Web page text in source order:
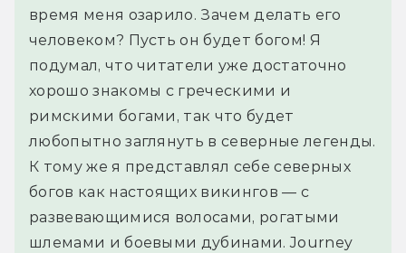
время меня озарило. Зачем делать его
человеком? Пусть он будет богом! Я
подумал, что читатели уже достаточно
хорошо знакомы с греческими и
римскими богами, так что будет
любопытно заглянуть в северные легенды.
К тому же я представлял себе северных
богов как настоящих викингов — с
развевающимися волосами, рогатыми
шлемами и боевыми дубинами. Journey